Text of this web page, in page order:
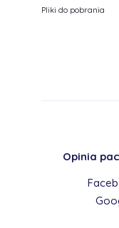
Pliki do pobrania
Opinia